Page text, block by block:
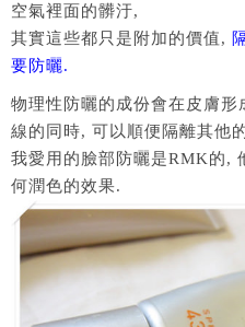
空氣裡面的髒汙,
其實這些都只是附加的價值,
要防曬.
物理性防曬的成份會在皮膚
線的同時, 可以順便隔離其他
我愛用的臉部防曬是RMK的,
何潤色的效果.